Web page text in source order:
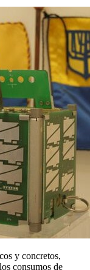
y concretos,
consumos de